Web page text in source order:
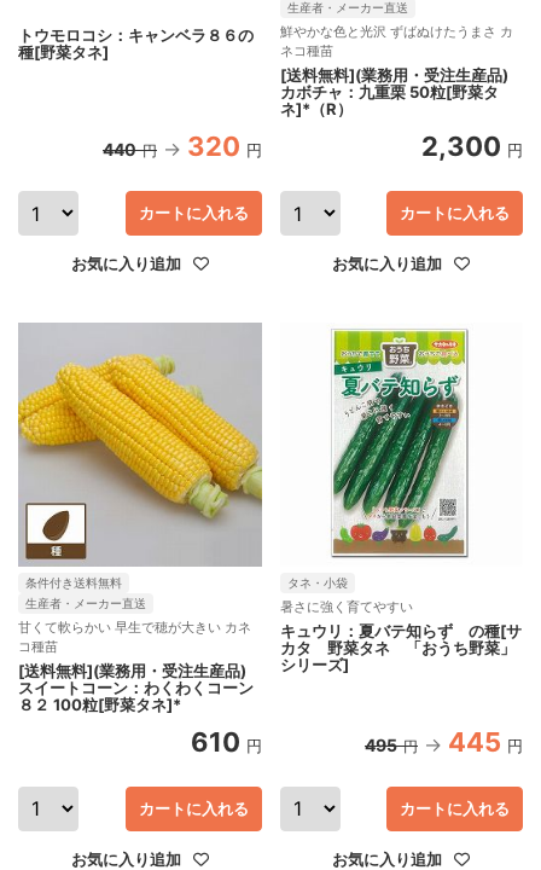
トウモロコシ：キャンベラ８６の
種[野菜タネ]
440 円 320 円
カートに入れる
お気に入り追加
生産者・メーカー直送
鮮やかな色と光沢 ずばぬけたうまさ カ
ネコ種苗
[送料無料](業務用・受注生産品)
カボチャ：九重栗 50粒[野菜タ
ネ]*（R）
2,300 円
カートに入れる
お気に入り追加
条件付き送料無料
生産者・メーカー直送
甘くて軟らかい 早生で穂が大きい カネ
コ種苗
[送料無料](業務用・受注生産品)
スイートコーン：わくわくコーン
８２ 100粒[野菜タネ]*
610 円
カートに入れる
お気に入り追加
タネ・小袋
暑さに強く育てやすい
キュウリ：夏バテ知らず の種[サ
カタ 野菜タネ 「おうち野菜」
シリーズ]
495 円 445 円
カートに入れる
お気に入り追加